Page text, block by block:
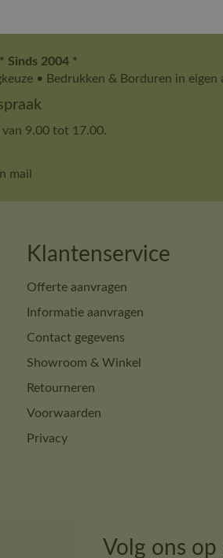
Sinds 2004 *
• Bedrukken & Borduren in eigen
9.00 tot 17.00.
mail
Klantenservice
Offerte aanvragen
Informatie aanvragen
Contact gegevens
Showroom & Winkel
Retourneren
Voorwaarden
Privacy
Volg ons op